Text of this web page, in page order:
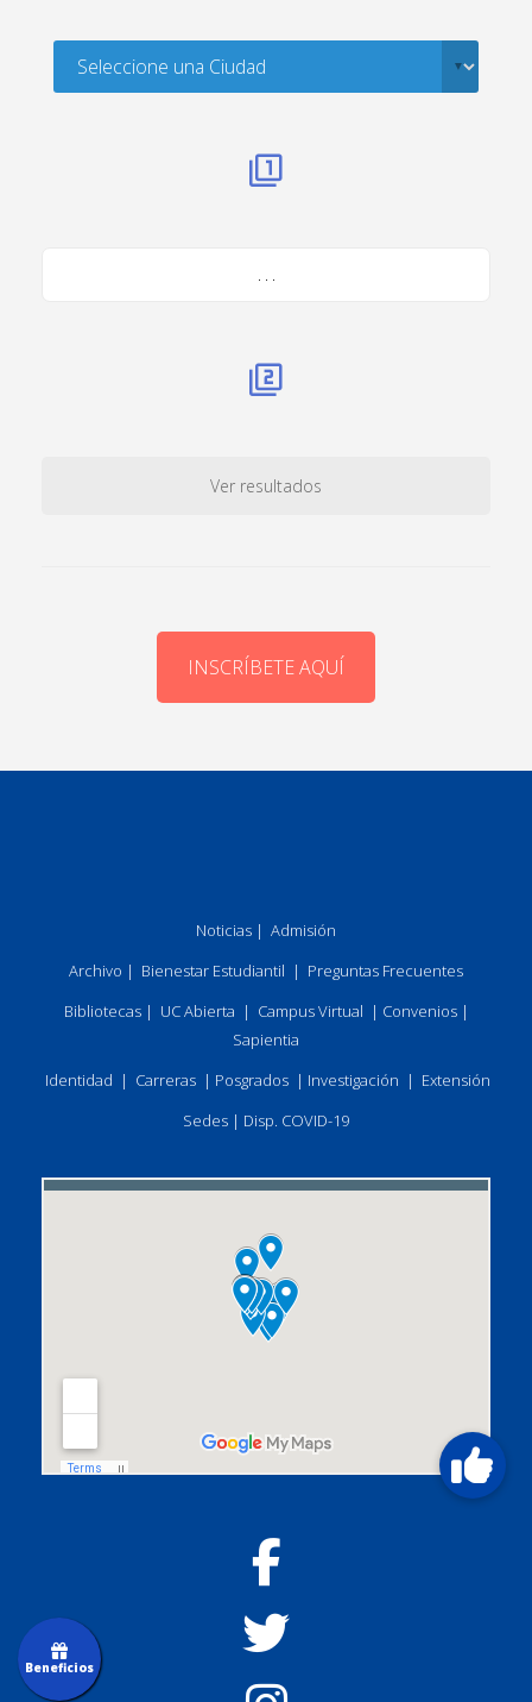
. . .
Ver resultados
INSCRÍBETE AQUÍ
Noticias | Admisión
Archivo | Bienestar Estudiantil | Preguntas Frecuentes
Bibliotecas| UC Abierta | Campus Virtual | Convenios|
Sapientia
Identidad | Carreras | Posgrados | Investigación | Extensión
Sedes | Disp. COVID-19
Beneficios